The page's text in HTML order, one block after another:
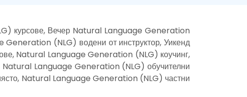
курсове, Вечер Natural Language Generation
(NLG) водени от инструктор, Уикенд
Natural Language Generation (NLG) коучинг,
Language Generation (NLG) обучителни
Natural Language Generation (NLG) частни